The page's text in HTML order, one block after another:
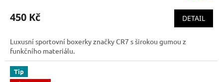
450 Kč DETAIL
Luxusní sportovní boxerky značky CR7 s širokou gumou z
funkčního materiálu.
Tip